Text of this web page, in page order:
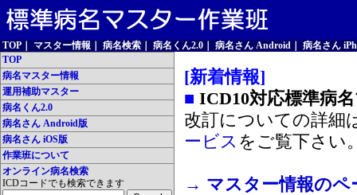
TOP マスター情報 病名検索 病名くん2.0 病名さん Android
病名さん
TOP
病名マスター情報
運用補助マスター
病名くん2.0
病名さん Android版
病名さん iOS版
作業班について
オンライン病名検索
ICDコードでも検索できます
[新着情報]
■ ICD10対応標準病
改訂についての詳細
ービス をご覧下さい
→ マスター情報のペ